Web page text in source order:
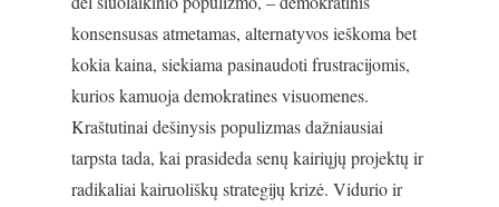
konsensusas atmetamas, alternatyvos ieškoma bet
kokia kaina, siekiama pasinaudoti frustracijomis,
kurios kamuoja demokratines visuomenes.
Kraštutinai dešinysis populizmas dažniausiai
tarpsta tada, kai prasideda senų kairiųjų projektų ir
radikaliai kairuoliškų strategijų krizė. Vidurio ir